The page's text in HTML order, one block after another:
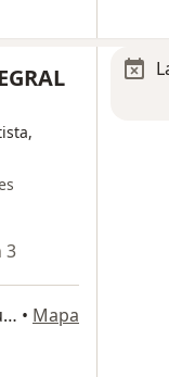
3
Manuel E. Izaguirre 15, Naucalpan de Juárez • Mapa